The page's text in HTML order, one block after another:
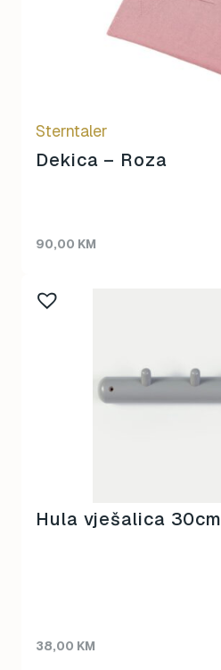
Sterntaler
Dekica – Roza
90,00 KM
Hula vješalica
38,00 KM